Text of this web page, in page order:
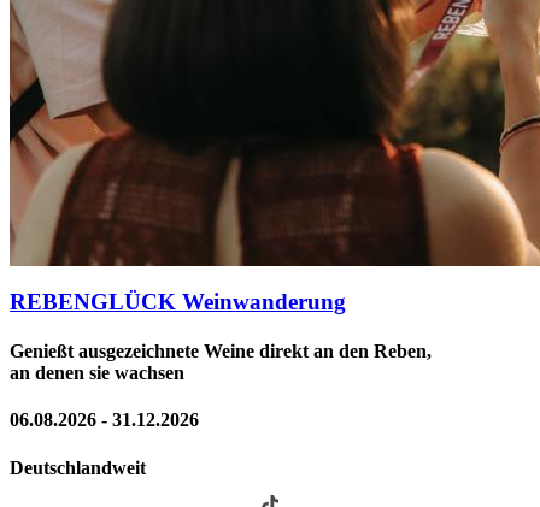
REBENGLÜCK Weinwanderung
Genießt ausgezeichnete Weine direkt an den Reben,
an denen sie wachsen
06.08.2026 - 31.12.2026
Deutschlandweit